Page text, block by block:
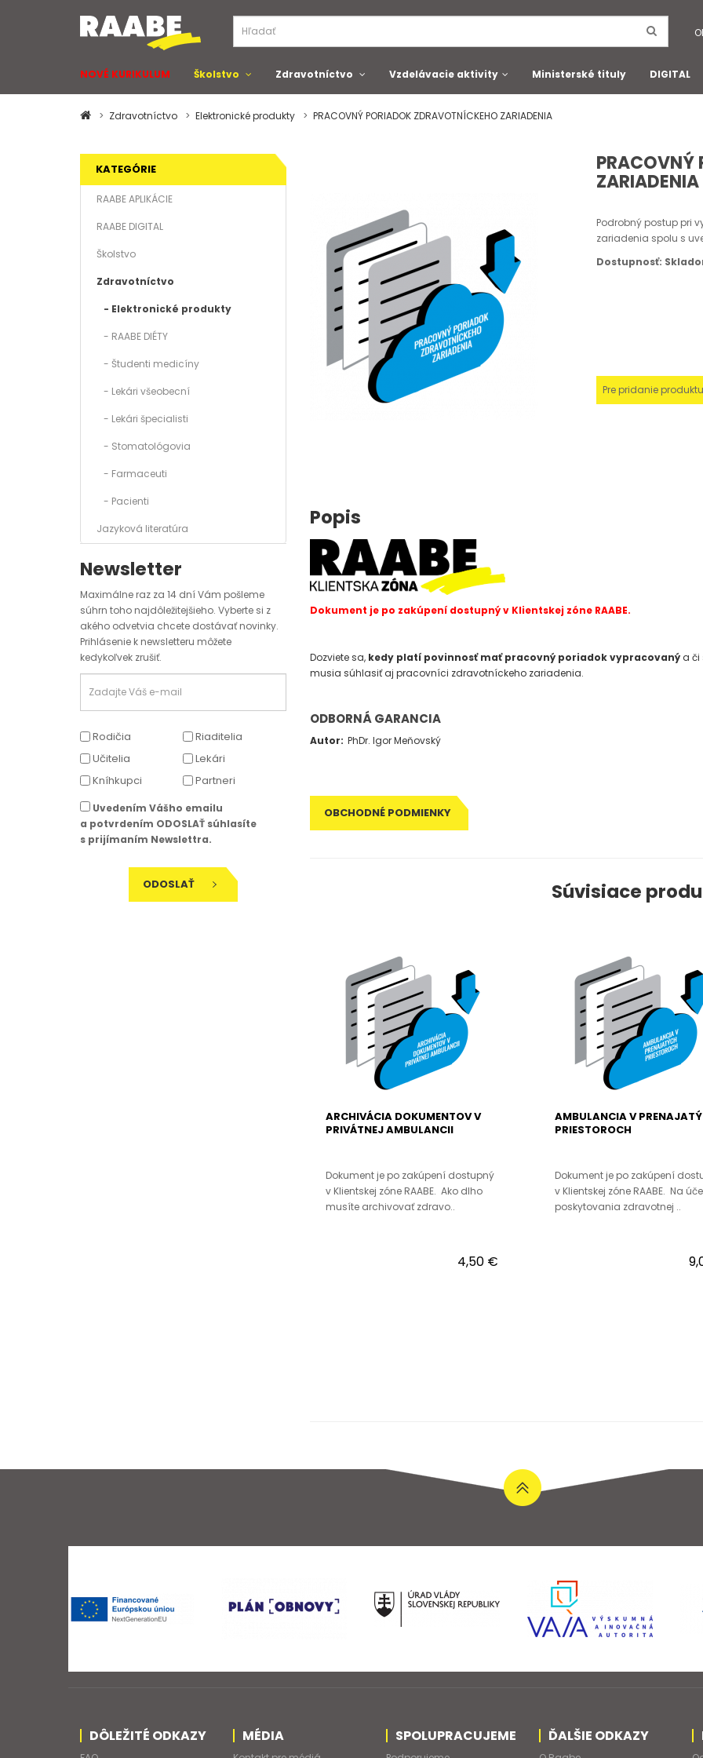
NOVÉ KURIKULUM Školstvo Zdravotníctvo Vzdelávacie aktivity Ministerské tituly DIGITAL
Zdravotníctvo Elektronické produkty PRACOVNÝ PORIADOK ZDRAVOTNÍCKEHO ZARIADENIA
KATEGÓRIE
RAABE APLIKÁCIE
RAABE DIGITAL
Školstvo
Zdravotníctvo
- Elektronické produkty
- RAABE DIÉTY
- Študenti medicíny
- Lekári všeobecní
- Lekári špecialisti
- Stomatológovia
- Farmaceuti
- Pacienti
Jazyková literatúra
Newsletter
Maximálne raz za 14 dní Vám pošleme
súhrn toho najdôležitejšieho. Vyberte si z
akého odvetvia chcete dostávať novinky.
Prihlásenie k newsletteru môžete
kedykoľvek zrušiť.
Rodičia
Riaditelia
Učitelia
Lekári
Kníhkupci
Partneri
Uvedením Vášho emailu
a potvrdením ODOSLAŤ súhlasíte
s prijímaním Newslettra.
ODOSLAŤ
PRACOVNÝ
ZARIADENIA
Podrobný postup pri
zariadenia spolu s
Dostupnosť:
Pre pridanie
Popis
Dokument je po zakúpení dostupný v Klientskej zóne RAABE.
Dozviete sa,kedy platí povinnosť mať pracovný poriadok vypracovanýa či
musia súhlasiť aj pracovníci zdravotníckeho zariadenia.
ODBORNÁ GARANCIA
Autor: PhDr. Igor Meňovský
OBCHODNÉ PODMIENKY
Súvisiace
ARCHIVÁCIA DOKUMENTOV V
PRIVÁTNEJ AMBULANCII
Dokument je po zakúpení dostupný
v Klientskej zóne RAABE. Ako dlho
musíte archivovať zdravo..
4,50 €
AMBULANCIA V
PRIESTOROCH
Dokument je po zakúpení
v Klientskej zóne RAABE. Na
poskytovania zdravotnej ..
DÔLEŽITÉ ODKAZY MÉDIA SPOLUPRACUJEME ĎALŠIE ODKAZY